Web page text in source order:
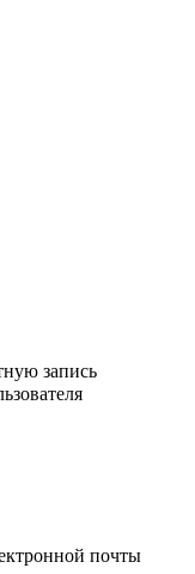
запись
почты